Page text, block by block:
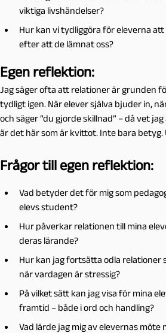
viktiga livshändelser?
Hur kan vi tydliggöra för eleverna
efter att de lämnat oss?
Egen reflektion:
Jag säger ofta att relationer är grunden
tydligt igen. När elever själva bjuder in,
och säger ”du gjorde skillnad” – då vet
är det här som är kvittot. Inte bara betyg.
Frågor till egen reflektion:
Vad betyder det för mig som
elevs student?
Hur påverkar relationen till mina
deras lärande?
Hur kan jag fortsätta odla relationer
när vardagen är stressig?
På vilket sätt kan jag visa för mina
framtid – både i ord och handling?
Vad lärde jag mig av elevernas möte